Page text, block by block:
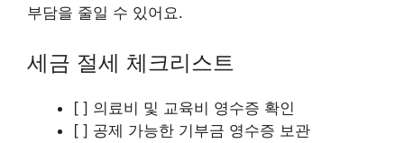
부담을 줄일 수 있어요.
세금 절세 체크리스트
[ ] 의료비 및 교육비 영수증 확인
[ ] 공제 가능한 기부금 영수증 보관